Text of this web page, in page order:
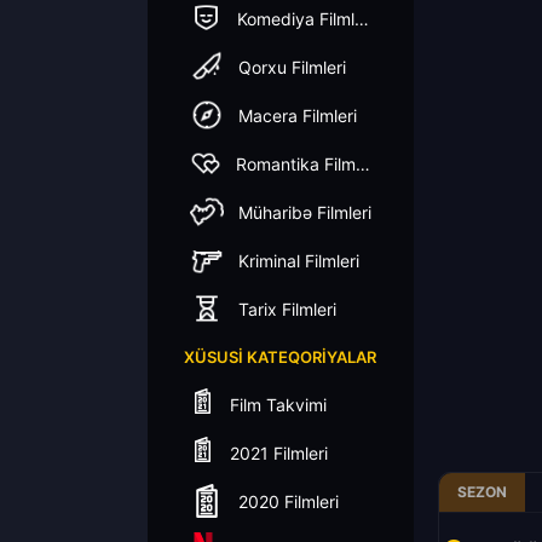
Komediya Filmleri
Qorxu Filmleri
Macera Filmleri
Romantika Filmleri
Müharibə Filmleri
Kriminal Filmleri
Tarix Filmleri
XÜSUSI KATEQORIYALAR
Film Takvimi
2021 Filmleri
2020 Filmleri SEZON